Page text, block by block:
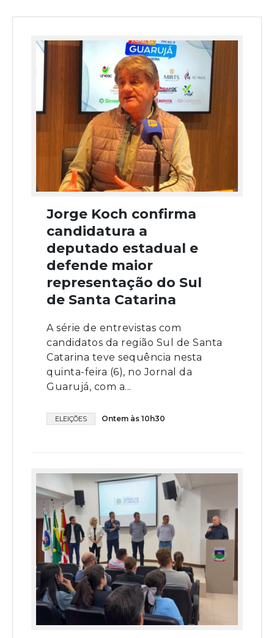
Jorge Koch confirma
candidatura a
deputado estadual e
defende maior
representação do Sul
de Santa Catarina
A série de entrevistas com
candidatos da região Sul de Santa
Catarina teve sequência nesta
quinta-feira (6), no Jornal da
Guarujá, com a...
ELEIÇÕES Ontem às 10h30